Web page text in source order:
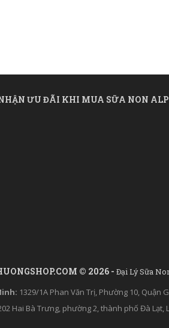
ƯU ĐÃI KHI MUA SỮA NON
© 2026 - Đại Lý Sữa
1329/1A Phan Văn Trị, Phường 10, Quận
Hai Bà Trưng, phường 2, thành phố Đà Lạt,